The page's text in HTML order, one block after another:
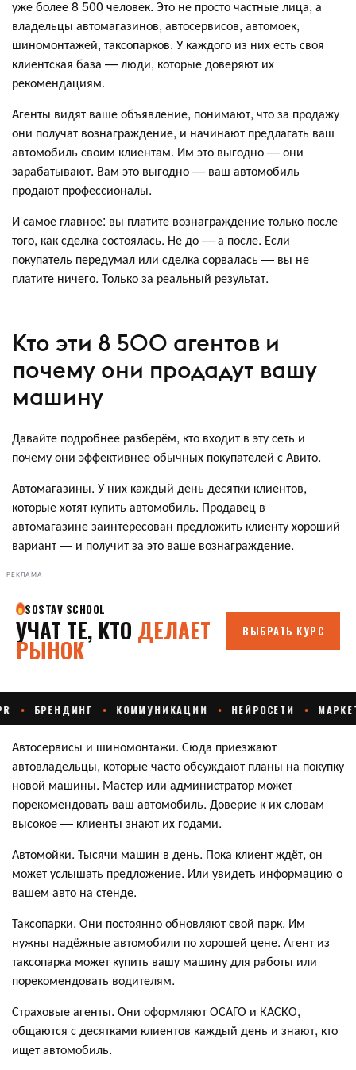
уже более 8 500 человек. Это не просто частные лица, а
владельцы автомагазинов, автосервисов, автомоек,
шиномонтажей, таксопарков. У каждого из них есть своя
клиентская база — люди, которые доверяют их
рекомендациям.
Агенты видят ваше объявление, понимают, что за продажу
они получат вознаграждение, и начинают предлагать ваш
автомобиль своим клиентам. Им это выгодно — они
зарабатывают. Вам это выгодно — ваш автомобиль
продают профессионалы.
И самое главное: вы платите вознаграждение только после
того, как сделка состоялась. Не до — а после. Если
покупатель передумал или сделка сорвалась — вы не
платите ничего. Только за реальный результат.
Кто эти 8 500 агентов и
почему они продадут вашу
машину
Давайте подробнее разберём, кто входит в эту сеть и
почему они эффективнее обычных покупателей с Авито.
Автомагазины. У них каждый день десятки клиентов,
которые хотят купить автомобиль. Продавец в
автомагазине заинтересован предложить клиенту хороший
вариант — и получит за это ваше вознаграждение.
РЕКЛАМА
Автосервисы и шиномонтажи. Сюда приезжают
автовладельцы, которые часто обсуждают планы на покупку
новой машины. Мастер или администратор может
порекомендовать ваш автомобиль. Доверие к их словам
высокое — клиенты знают их годами.
Автомойки. Тысячи машин в день. Пока клиент ждёт, он
может услышать предложение. Или увидеть информацию о
вашем авто на стенде.
Таксопарки. Они постоянно обновляют свой парк. Им
нужны надёжные автомобили по хорошей цене. Агент из
таксопарка может купить вашу машину для работы или
порекомендовать водителям.
Страховые агенты. Они оформляют ОСАГО и КАСКО,
общаются с десятками клиентов каждый день и знают, кто
ищет автомобиль.